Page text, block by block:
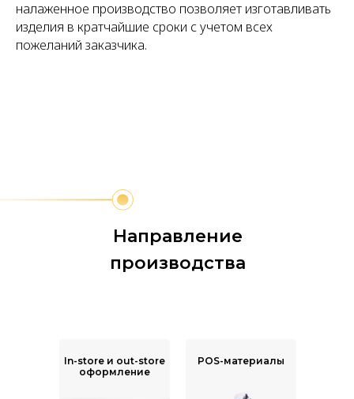
налаженное производство позволяет изготавливать
изделия в кратчайшие сроки с учетом всех
пожеланий заказчика.
Направление
производства
In-store и out-store
оформление
POS-материалы